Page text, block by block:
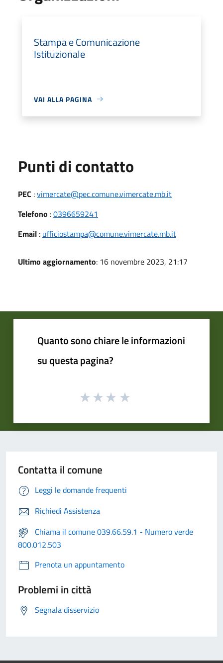
Stampa e Comunicazione
Istituzionale
VAI ALLA PAGINA
Punti di contatto
PEC :vimercate@pec.comune.vimercate.mb.it
Telefono :0396659241
Email : ufficiostampa@comune.vimercate.mb.it
Ultimo aggiornamento: 16 novembre 2023, 21:17
Quanto sono chiare le informazioni
su questa pagina?
Contatta il comune
Leggi le domande frequenti
Richiedi Assistenza
Chiama il comune 039.66.59.1 - Numero verde
800.012.503
Prenota un appuntamento
Problemi in città
Segnala disservizio